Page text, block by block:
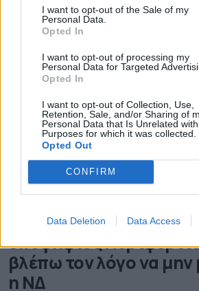
I want to opt-out of the Sale of my
Personal Data.
Opted In
I want to opt-out of processing my
Personal Data for Targeted
Opted In
I want to opt-out of Collection, Use,
Retention, Sale, and/or Sharing of
Personal Data that Is Unrelated
Purposes for which it was collected.
Opted Out
CONFIRM
Data Deletion Data Access
συγκρουσιακός. Δημοσιεύτηκε στο
ΠΑΡΑΠΟΛΙΤΙΚΩΝ στις 19/11
Πατούλης: Θα είμαι
υποψήφιος
βλέπω τον λόγο να μην
η ΝΔ